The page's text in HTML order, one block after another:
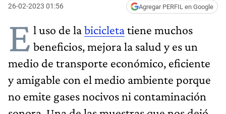
26-02-2023 01:56 Agregar PERFIL en Google
E l uso de labicicletatiene muchos
beneficios, mejora la salud y es un
medio de transporte económico, eficiente
y amigable con el medio ambiente porque
no emite gases nocivos ni contaminación